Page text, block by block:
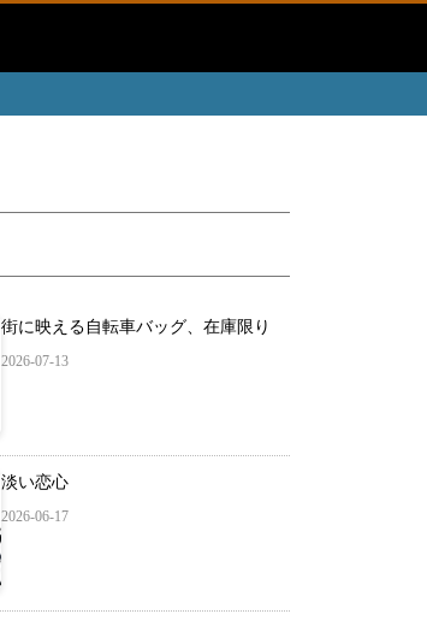
街に映える自転車バッグ、在庫限り
2026-07-13
淡い恋心
2026-06-17